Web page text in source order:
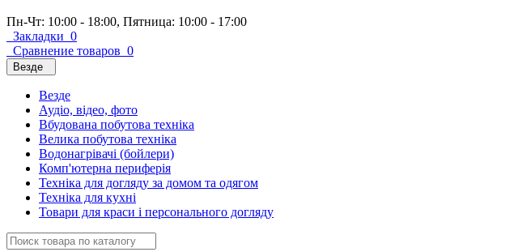
Пн-Чт: 10:00 - 18:00, Пятница: 10:00 - 17:00
Закладки 0
Сравнение товаров 0
Везде
Везде
Аудіо, відео, фото
Вбудована побутова техніка
Велика побутова техніка
Водонагрівачі (бойлери)
Комп'ютерна периферія
Техніка для догляду за домом та одягом
Техніка для кухні
Товари для краси і персонального догляду